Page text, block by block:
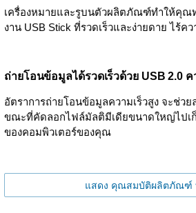
เครื่องหมายและรูบนตัวผลิตภัณฑ์ทำให้คุณ
งาน USB Stick ที่รวดเร็วและง่ายดาย ไร้ค
ถ่ายโอนข้อมูลได้รวดเร็วด้วย USB 2.0 ค
อัตราการถ่ายโอนข้อมูลความเร็วสูง จะช่ว
ขณะที่คัดลอกไฟล์มัลติมีเดียขนาดใหญ่ไปเ
ของคอมพิวเตอร์ของคุณ
แสดง คุณสมบัติผลิตภัณฑ์